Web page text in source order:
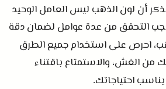
أن لون الذهب ليس العامل الوحيد
التحقق من عدة عوامل لضمان دقة
احرص على استخدام جميع الطرق
من الغش، والاستمتاع باقتناء
احتياجاتك.